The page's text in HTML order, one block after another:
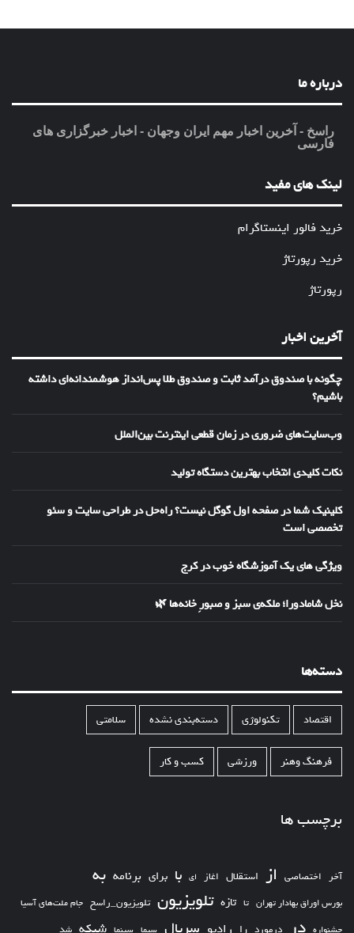
درباره ما
راسخ - آخرین اخبار مهم ایران وجهان - اخبار خبرگزاری های
فارسی
لینک های مفید
خرید فالور اینستاگرام
خرید رپورتاژ
رپورتاژ
آخرین اخبار
چگونه با صندوق درآمد ثابت و صندوق طلا پس‌انداز هوشمندانه‌ای داشته
باشیم؟
وب‌سایت‌های ضروری در زمان قطعی اینترنت بین‌الملل
نکات کلیدی انتخاب بهترین دستگاه تولید
کلینیک شما در صفحه اول گوگل نیست؟ راه‌حل در طراحی سایت و سئو
تخصصی است
ویژگی های یک آموزشگاه خوب در کرج
نخل شامادورا؛ ملکه‌ی سبز و صبورِ خانه‌ها 🌿
دسته‌ها
اقتصاد تکنولوژی دسته‌بندی نشده سلامتی
فرهنگ وهنر ورزشی کسب و کار
برچسب ها
آخر اختصاصی از استقلال اغاز ای با برای برنامه به
بورس اوراق بهادار تهران تا تازه تلویزیون تلویزیون_راسخ جام ملت‌های آسیا
جشنواره
سیما سینما